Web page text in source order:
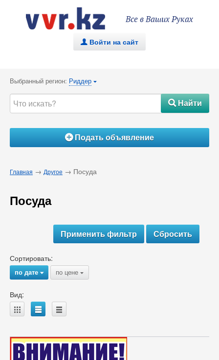
Все в Ваших Руках
. Войти на сайт
Выбранный регион: Риддер {
#Найти
ÁПодать объявление
Главная → Другое → Посуда
Посуда
Сортировать:
по дате{ по цене {
Вид:
A B C